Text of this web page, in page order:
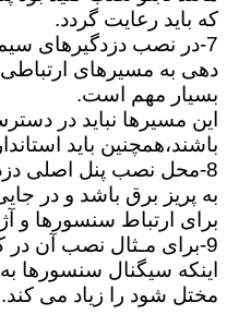
که باید رعایت گردد.
7-در نصب دزدگیرهای
دهی به مسیرهای
بسیار مهم است.
این مسیرها نباید در
باشند،همچنین باید
8-محل نصب پنل اصلی
به پریز برق باشد و در
برای ارتباط سنسورها و
9-برای مـثال نصب آن در
اینکه سیگنال سنسورها
مختل شود را زیاد می کند.